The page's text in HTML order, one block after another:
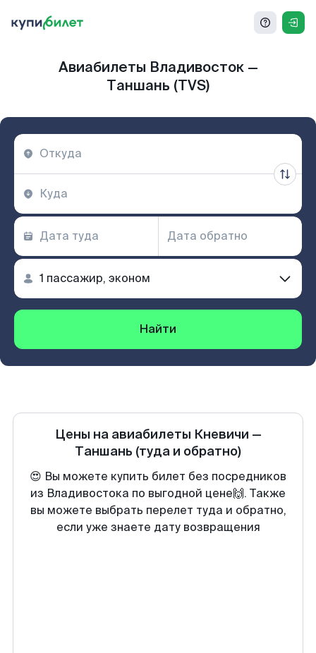
Авиабилеты Владивосток —
Таншань (TVS)
Найти
Цены на авиабилеты Кневичи —
Таншань (туда и обратно)
😍 Вы можете купить билет без посредников
из Владивостока по выгодной цене🙌. Также
вы можете выбрать перелет туда и обратно,
если уже знаете дату возвращения